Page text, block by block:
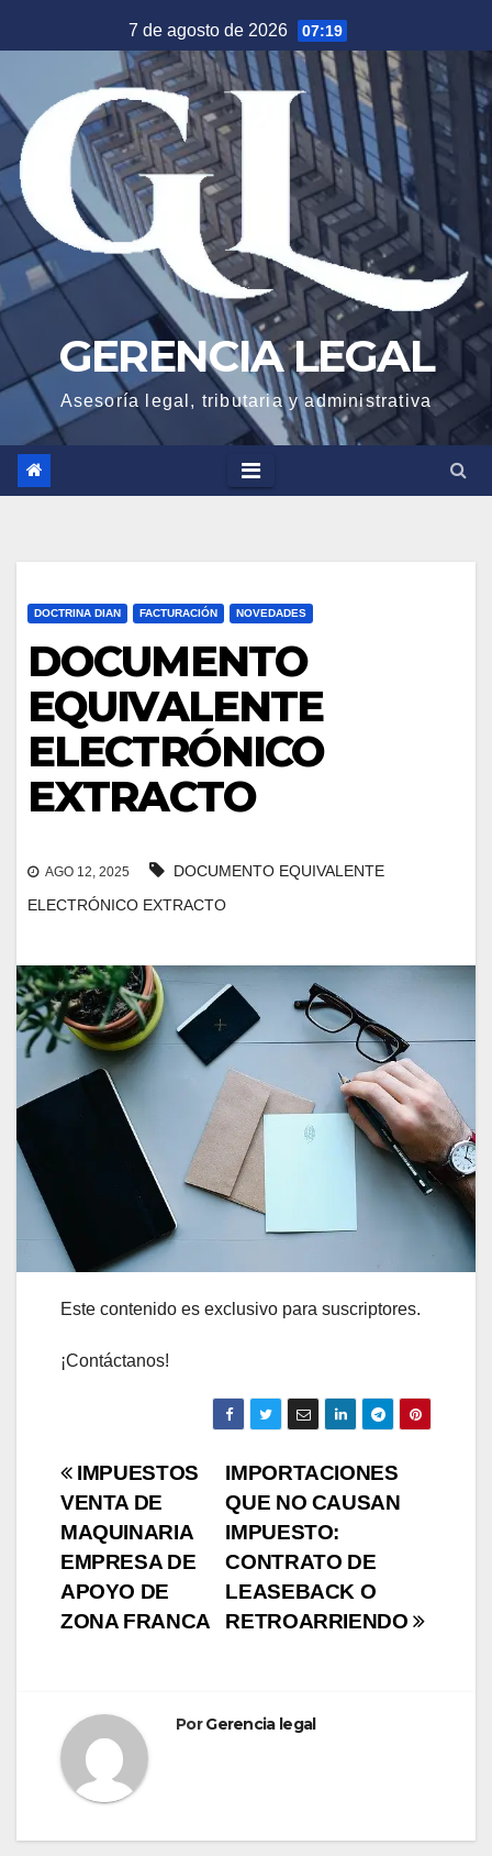
al
7 de agosto de 2026 07:19
GERENCIA LEGAL
Asesoría legal, tributaria y administrativa
DOCTRINA DIAN FACTURACIÓN NOVEDADES
DOCUMENTO
EQUIVALENTE
ELECTRÓNICO
EXTRACTO
AGO 12, 2025
DOCUMENTO EQUIVALENTE
ELECTRÓNICO EXTRACTO
Este contenido es exclusivo para suscriptores.
¡Contáctanos!
Navegación
de
entradas
IMPORTACIONES
QUE NO CAUSAN
IMPUESTO:
CONTRATO DE
LEASEBACK O
RETROARRIENDO
IMPUESTOS
VENTA DE
MAQUINARIA
EMPRESA DE
APOYO DE
ZONA FRANCA
PorGerencia legal